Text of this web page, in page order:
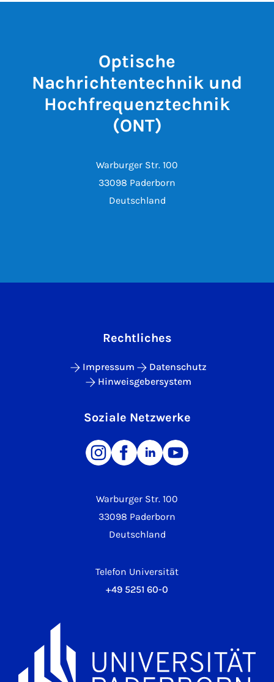
Optische
Nachrichtentechnik und
Hochfrequenztechnik
(ONT)
Warburger Str. 100
33098 Paderborn
Deutschland
Warburger Str. 100
33098 Paderborn
Deutschland
Telefon Universität
+49 5251 60-0
Rechtliches
Impressum
Datenschutz
Hinweisgebersystem
Soziale Netzwerke